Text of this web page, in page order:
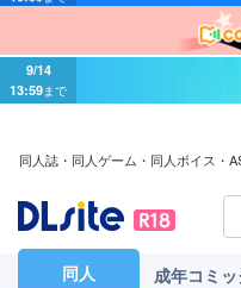
9/14
13:59 まで
同人誌・同人ゲーム・同人ボイス・
同人 成年コミッ